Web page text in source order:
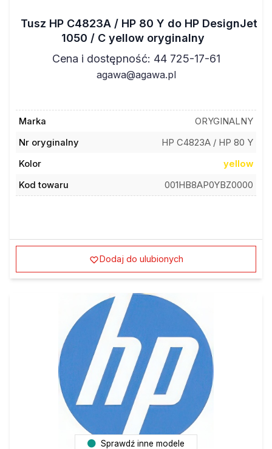
Tusz HP C4823A / HP 80 Y do HP DesignJet
1050 / C yellow oryginalny
Cena i dostępność: 44 725-17-61
agawa@agawa.pl
Marka
ORYGINALNY
Nr oryginalny
HP C4823A / HP 80 Y
Kolor
yellow
Kod towaru
001HB8AP0YBZ0000
Dodaj do ulubionych
Sprawdź inne modele